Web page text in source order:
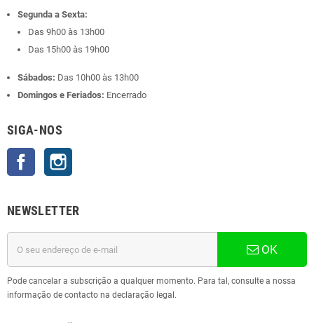
Segunda a Sexta:
Das 9h00 às 13h00
Das 15h00 às 19h00
Sábados: Das 10h00 às 13h00
Domingos e Feriados: Encerrado
SIGA-NOS
Facebook
NEWSLETTER
OK
Pode cancelar a subscrição a qualquer momento. Para tal, consulte a nossa
informação de contacto na declaração legal.